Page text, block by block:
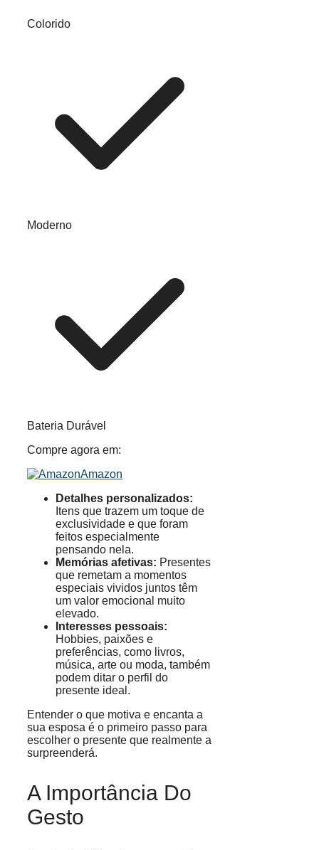
Colorido
Moderno
Bateria Durável
Compre agora em:
Amazon
Detalhes personalizados:
Itens que trazem um toque de
exclusividade e que foram
feitos especialmente
pensando nela.
Memórias afetivas: Presentes
que remetam a momentos
especiais vividos juntos têm
um valor emocional muito
elevado.
Interesses pessoais:
Hobbies, paixões e
preferências, como livros,
música, arte ou moda, também
podem ditar o perfil do
presente ideal.
Entender o que motiva e encanta a
sua esposa é o primeiro passo para
escolher o presente que realmente a
surpreenderá.
A Importância Do
Gesto